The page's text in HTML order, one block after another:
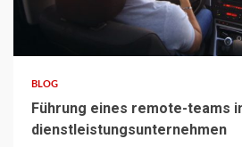
BLOG
Führung eines remote-teams
dienstleistungsunternehmen